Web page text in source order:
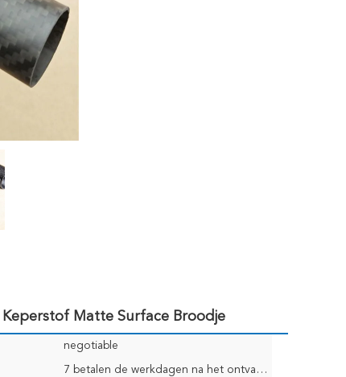
Keperstof Matte Surface Broodje
negotiable
7 betalen de werkdagen na het ontvangen van Orde